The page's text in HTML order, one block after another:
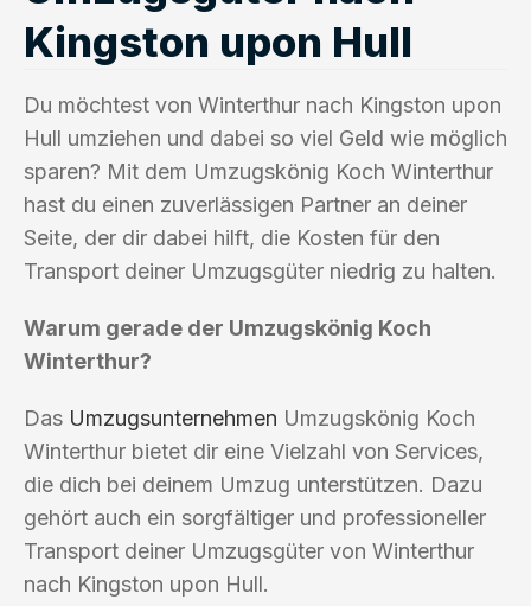
Kingston upon Hull
Du möchtest von Winterthur nach Kingston upon
Hull umziehen und dabei so viel Geld wie möglich
sparen? Mit dem Umzugskönig Koch Winterthur
hast du einen zuverlässigen Partner an deiner
Seite, der dir dabei hilft, die Kosten für den
Transport deiner Umzugsgüter niedrig zu halten.
Warum gerade der Umzugskönig Koch
Winterthur?
Das Umzugsunternehmen Umzugskönig Koch
Winterthur bietet dir eine Vielzahl von Services,
die dich bei deinem Umzug unterstützen. Dazu
gehört auch ein sorgfältiger und professioneller
Transport deiner Umzugsgüter von Winterthur
nach Kingston upon Hull.